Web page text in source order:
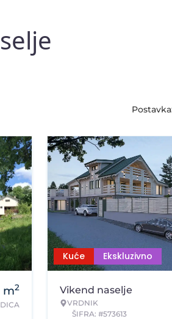
m2
Kuće Ekskluzivno
Vikend naselje
VRDNIK
ŠIFRA: #573613